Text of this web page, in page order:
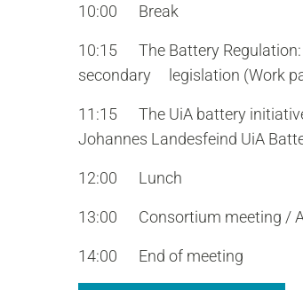
10:00 Break
10:15 The Battery Regulation:
secondary legislation (Work
11:15 The UiA battery
Johannes Landesfeind UiA
12:00 Lunch
13:00 Consortium meeting /
14:00 End of meeting